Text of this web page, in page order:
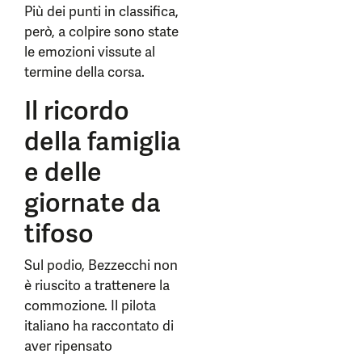
Più dei punti in classifica,
però, a colpire sono state
le emozioni vissute al
termine della corsa.
Il ricordo
della famiglia
e delle
giornate da
tifoso
Sul podio, Bezzecchi non
è riuscito a trattenere la
commozione. Il pilota
italiano ha raccontato di
aver ripensato